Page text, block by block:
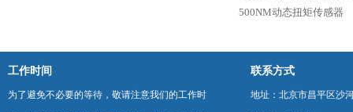
500NM动态扭矩传感器
工作时间
为了避免不必要的等待，敬请注意我们的工作时
联系方式
地址：北京市昌平区沙